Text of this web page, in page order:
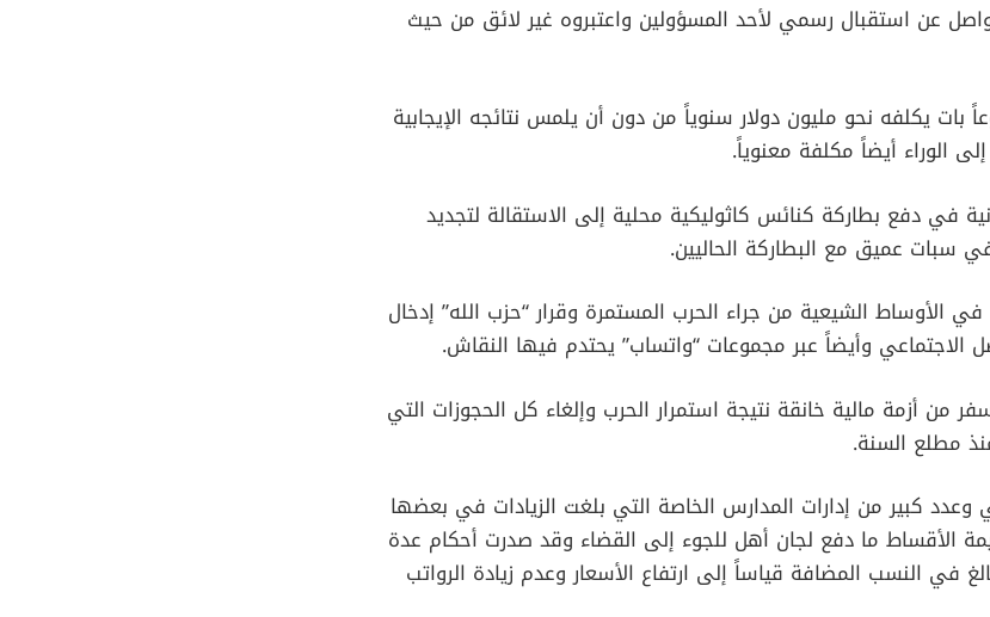
عن استقبال رسمي لأحد المسؤولين واعتبروه غير لائق من حيث
يكلفه نحو مليون دولار سنوياً من دون أن يلمس نتائجه الإيجابية
الوراء أيضاً مكلفة معنوياً.
في دفع بطاركة كنائس كاثوليكية محلية إلى الاستقالة لتجديد
سبات عميق مع البطاركة الحاليين.
الأوساط الشيعية من جراء الحرب المستمرة وقرار “حزب الله” إدخال
الاجتماعي وأيضاً عبر مجموعات “واتساب” يحتدم فيها النقاش.
من أزمة مالية خانقة نتيجة استمرار الحرب وإلغاء كل الحجوزات التي
مطلع السنة.
وعدد كبير من إدارات المدارس الخاصة التي بلغت الزيادات في بعضها
الأقساط ما دفع لجان أهل للجوء إلى القضاء وقد صدرت أحكام عدة
في النسب المضافة قياساً إلى ارتفاع الأسعار وعدم زيادة الرواتب